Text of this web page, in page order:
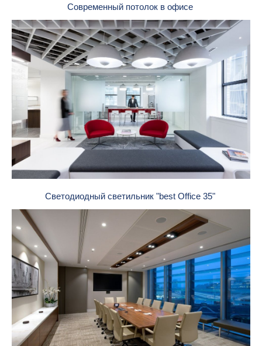
Современный потолок в офисе
Светодиодный светильник "best Office 35"